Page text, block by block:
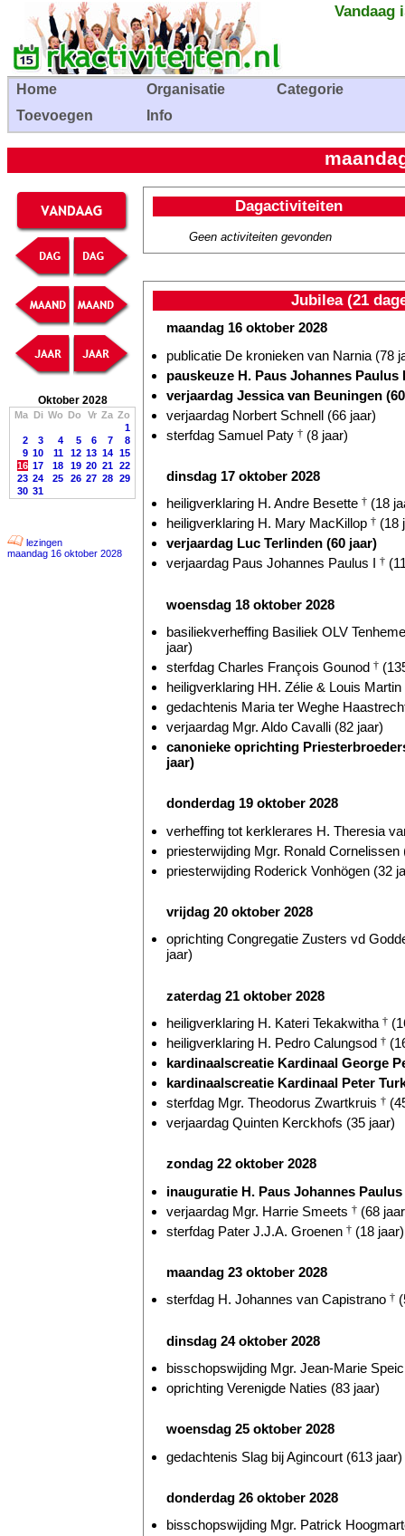
Vandaag
Home Organisatie
Categorie
Toevoegen
Info
Oktober 2028
Ma Di Wo Do Vr Za Zo
1
2
3 4 5 6 7
8
9 10 11 12 13 14 15
16 17 18 19 20 21 22
23 24 25 26 27 28 29
30 31
lezingen
maandag 16 oktober 2028
Dagactiviteiten
Geen activiteiten gevonden
Jubilea (21
maandag 16 oktober 2028
publicatie De kronieken van Narnia (78
pauskeuze H. Paus Johannes Paulus
verjaardag Jessica van Beuningen
verjaardag Norbert Schnell (66 jaar)
sterfdag Samuel Paty † (8 jaar)
dinsdag 17 oktober 2028
heiligverklaring H. Andre Besette † (18
heiligverklaring H. Mary MacKillop † (18
verjaardag Luc Terlinden (60 jaar)
verjaardag Paus Johannes Paulus I †
woensdag 18 oktober 2028
basiliekverheffing Basiliek OLV
jaar)
sterfdag Charles François Gounod †
heiligverklaring HH. Zélie & Louis Martin
gedachtenis Maria ter Weghe
verjaardag Mgr. Aldo Cavalli (82 jaar)
canonieke oprichting
jaar)
donderdag 19 oktober 2028
verheffing tot kerklerares H. Theresia
priesterwijding Mgr. Ronald Cornelissen
priesterwijding Roderick Vonhögen (32
vrijdag 20 oktober 2028
oprichting Congregatie Zusters vd
jaar)
zaterdag 21 oktober 2028
heiligverklaring H. Kateri Tekakwitha †
heiligverklaring H. Pedro Calungsod †
kardinaalscreatie Kardinaal George
kardinaalscreatie Kardinaal Peter
sterfdag Mgr. Theodorus Zwartkruis †
verjaardag Quinten Kerckhofs (35 jaar)
zondag 22 oktober 2028
inauguratie H. Paus Johannes
verjaardag Mgr. Harrie Smeets † (68
sterfdag Pater J.J.A. Groenen † (18 jaar)
maandag 23 oktober 2028
sterfdag H. Johannes van Capistrano †
dinsdag 24 oktober 2028
bisschopswijding Mgr. Jean-Marie
oprichting Verenigde Naties (83 jaar)
woensdag 25 oktober 2028
gedachtenis Slag bij Agincourt (613 jaar)
donderdag 26 oktober 2028
bisschopswijding Mgr. Patrick